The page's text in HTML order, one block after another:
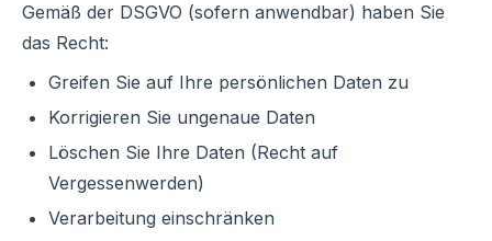
Gemäß der DSGVO (sofern anwendbar) haben Sie
das Recht:
Greifen Sie auf Ihre persönlichen Daten zu
Korrigieren Sie ungenaue Daten
Löschen Sie Ihre Daten (Recht auf
Vergessenwerden)
Verarbeitung einschränken